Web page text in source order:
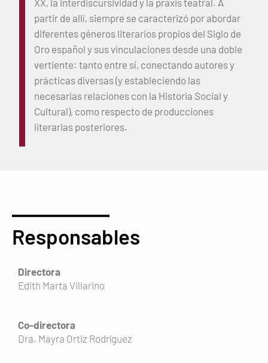
XX, la interdiscursividad y la praxis teatral. A
partir de allí, siempre se caracterizó por abordar
diferentes géneros literarios propios del Siglo de
Oro español y sus vinculaciones desde una doble
vertiente: tanto entre sí, conectando autores y
prácticas diversas (y estableciendo las
necesarias relaciones con la Historia Social y
Cultural), como respecto de producciones
literarias posteriores.
Responsables
Directora
Edith Marta Villarino
Co-directora
Dra. Mayra Ortiz Rodríguez